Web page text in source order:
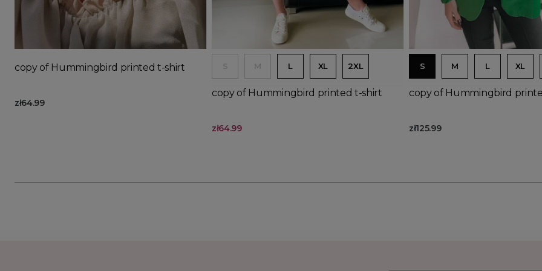
Add to basket
copy of Hummingbird printed t-shirt
zł64.99
Add to basket
Product available with
S M L XL 2XL
copy of Hummingbird printed t-shirt
zł64.99
S M L XL
copy of Hummingbird
zł125.99